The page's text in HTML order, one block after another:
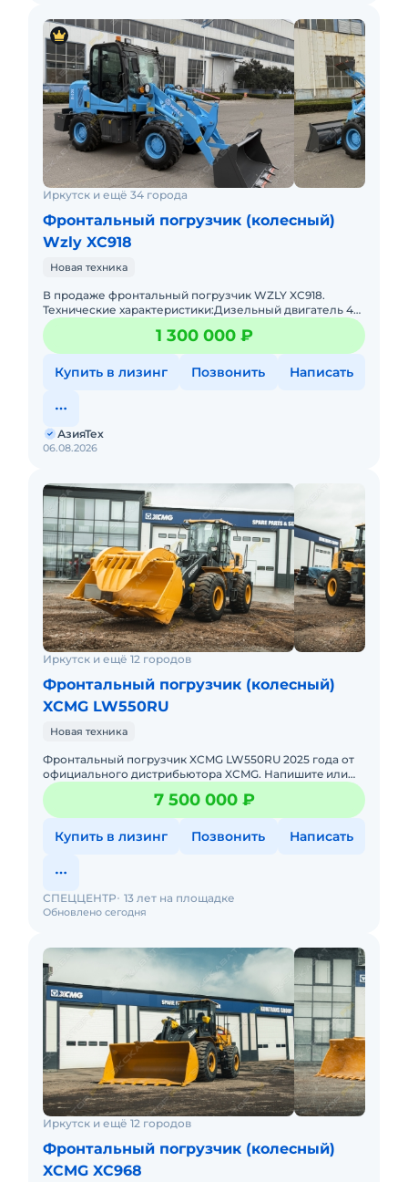
Иркутск и ещё 34 города
Фронтальный погрузчик (колесный)
Wzly XC918
Новая техника
В продаже фронтальный погрузчик WZLY XC918.
Технические характеристики:Дизельный двигатель 4
цилиндра с механическим ТНВД (Евро
2)Грузоподъёмность до 1 тонныОб
1 300 000 ₽
Купить в лизинг Позвонить Написать
06.08.2026
АзияТех
Иркутск и ещё 12 городов
Фронтальный погрузчик (колесный)
XCMG LW550RU
Новая техника
Фронтальный погрузчик XCMG LW550RU 2025 годa от
официального дистрибьютора XCMG. Haпишитe или
пoзвoнитe нaм, и мeнеджеры «Спеццентра»
пpоконсультируют Вас нa7 500 000 ₽
Купить в лизинг Позвонить Написать
Обновлено сегодня
СПЕЦЦЕНТР 13 лет на площадке
Иркутск и ещё 12 городов
Фронтальный погрузчик (колесный)
XCMG XC968